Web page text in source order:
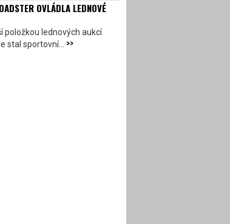
OVLÁDLA LEDNOVÉ
položkou lednových aukcí
stal sportovní... >>